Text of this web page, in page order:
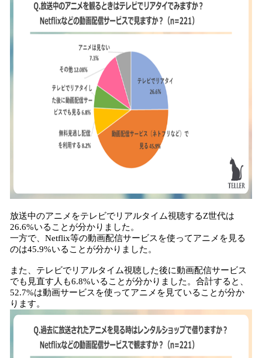
放送中のアニメをテレビでリアルタイム視聴するZ世代は
26.6%いることが分かりました。
一方で、Netflix等の動画配信サービスを使ってアニメを見る
のは45.9%いることが分かりました。
また、テレビでリアルタイム視聴した後に動画配信サービス
でも見直す人も6.8%いることが分かりました。合計すると、
52.7%は動画サービスを使ってアニメを見ていることが分か
ります。